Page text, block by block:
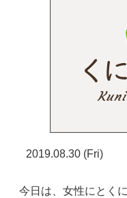
2019.08.30 (Fri)
今日は、女性にとく